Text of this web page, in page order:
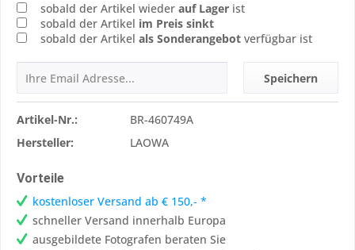
sobald der Artikel wieder auf Lager ist
sobald der Artikel im Preis sinkt
sobald der Artikel als Sonderangebot verfügbar ist
Speichern
Artikel-Nr.:
BR-460749A
Hersteller:
LAOWA
Vorteile
kostenloser Versand ab € 150,- *
schneller Versand innerhalb Europa
ausgebildete Fotografen beraten Sie